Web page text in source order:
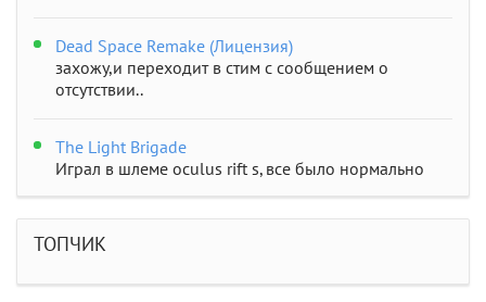
Dead Space Remake (Лицензия)
захожу,и переходит в стим с сообщением о
отсутствии..
The Light Brigade
Играл в шлеме oculus rift s, все было нормально
сюжет и..
STAR WARS Jedi: Survivor
ТОПЧИК